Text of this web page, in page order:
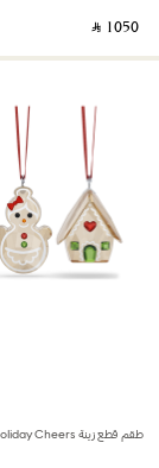
‎ ⃁ ⁦1050⁩ ‎